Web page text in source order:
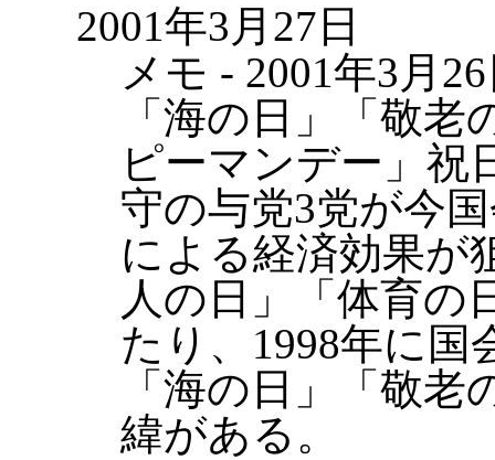
2001年3月27日
メモ - 2001年3月
「海の日」「敬
ピーマンデー」祝
守の与党3党が今
による経済効果が
人の日」「体育の
たり、1998年に国
「海の日」「敬
緯がある。